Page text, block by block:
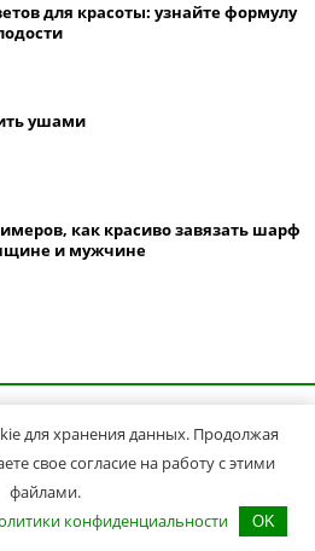
для красоты: узнайте формулу
ушами
как красиво завязать шарф
и мужчине
Мои Советы
материалов сайта только cогласно
использования.
для хранения данных. Продолжая
свое согласие на работу с этими
файлами.
конфиденциальности OK